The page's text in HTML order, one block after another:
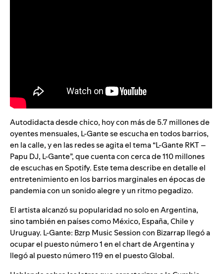
Autodidacta desde chico, hoy con más de 5.7 millones de
oyentes mensuales, L-Gante se escucha en todos barrios,
en la calle, y en las redes se agita el tema “L-Gante RKT –
Papu DJ, L-Gante”, que cuenta con cerca de 110 millones
de escuchas en Spotify. Este tema describe en detalle el
entretenimiento en los barrios marginales en épocas de
pandemia con un sonido alegre y un ritmo pegadizo.
El artista alcanzó su popularidad no solo en Argentina,
sino también en países como México, España, Chile y
Uruguay. L-Gante: Bzrp Music Sessioncon Bizarrap llegó a
ocupar el puesto número 1 en el chart de Argentina y
llegó al puesto número 119 en el puesto Global.